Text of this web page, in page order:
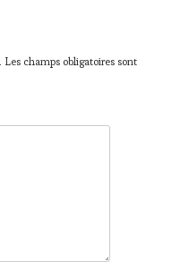
Les champs obligatoires sont